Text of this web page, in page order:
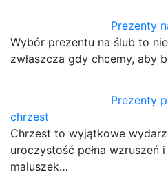
Prezenty
Wybór prezentu na ślub to
zwłaszcza gdy chcemy, aby
Prezenty
chrzest
Chrzest to wyjątkowe
uroczystość pełna wzruszeń
maluszek…